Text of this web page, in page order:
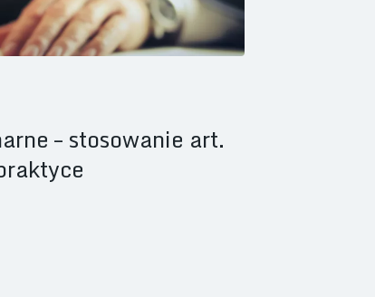
– stosowanie art.